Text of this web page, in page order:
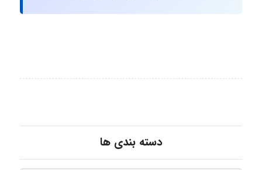
دسته بندی ها